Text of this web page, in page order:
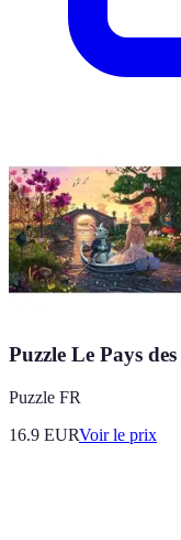
Puzzle Le Pays
Puzzle FR
16.9 EURVoir le prix